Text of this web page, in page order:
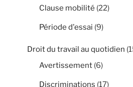
Clause mobilité (22)
Période d'essai (9)
Droit du travail au quotidien
Avertissement (6)
Discriminations (17)